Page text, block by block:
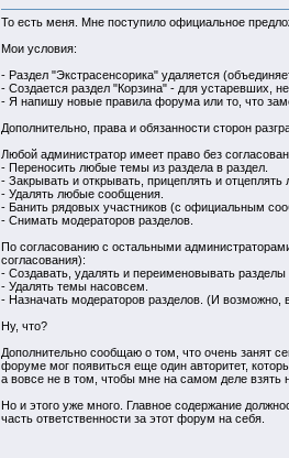
То есть меня. Мне поступило официальное
Мои условия:
- Раздел "Экстрасенсорика" удаляется
- Создается раздел "Корзина" - для устаревших,
- Я напишу новые правила форума или то, что
Дополнительно, права и обязанности сторон
Любой администратор имеет право без
- Переносить любые темы из раздела в раздел.
- Закрывать и открывать, прицеплять и
- Удалять любые сообщения.
- Банить рядовых участников (с официальным
- Снимать модераторов разделов.
По согласованию с остальными
согласования):
- Создавать, удалять и переименовывать
- Удалять темы насовсем.
- Назначать модераторов разделов. (И возможно,
Ну, что?
Дополнительно сообщаю о том, что очень занят
форуме мог появиться еще один авторитет,
а вовсе не в том, чтобы мне на самом деле взять
Но и этого уже много. Главное содержание
часть ответственности за этот форум на себя.